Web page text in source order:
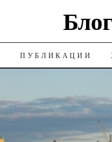
ПУБЛИКАЦИИ